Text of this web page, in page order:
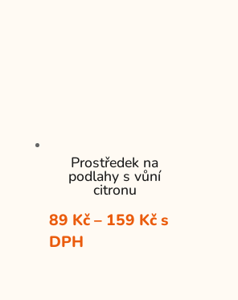
Prostředek na
podlahy s vůní
citronu
89 Kč – 159 KčRozpětí
s
DPH